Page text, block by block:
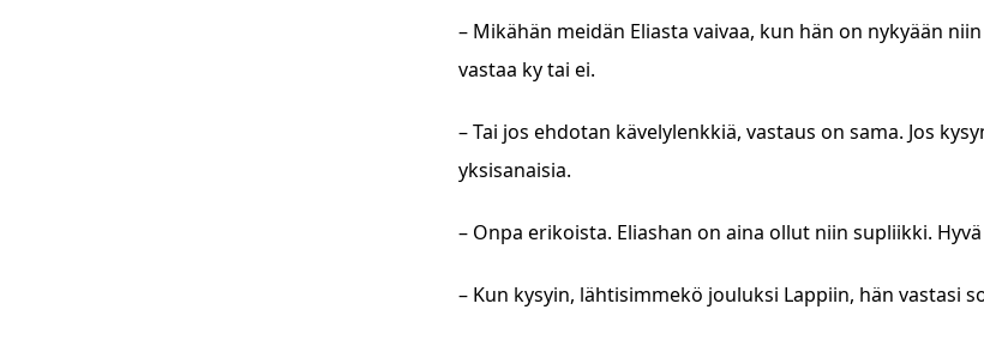
– Mikähän meidän Eliasta vaivaa, kun hän on nykyään
vastaa ky tai ei.
– Tai jos ehdotan kävelylenkkiä, vastaus on sama. Jos
yksisanaisia.
– Onpa erikoista. Eliashan on aina ollut niin supliikki.
– Kun kysyin, lähtisimmekö jouluksi Lappiin, hän vastasi